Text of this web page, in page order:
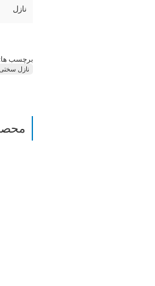
نازل
برچسب ها:
نازل سختی